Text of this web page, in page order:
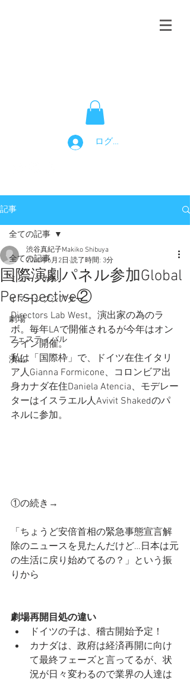
ログイン
記事
全ての記事
ミュージカル
イマーシブシアター
劇場
フェスティバル
演出
全ての記事
国際演劇パネル参加Global
Perspective②
渋谷真紀子Makiko Shibuya
2020年6月2日 読了時間: 3分
Directors Lab West。演出家の為のラ
ボ。毎年LAで開催されるが今年はオン
ライン開催。
私は「国際枠」で、ドイツ在住イタリ
ア人Gianna Formicone、コロンビア出
身カナダ在住Daniela Atencia、モデレー
ターはイスラエル人Avivit Shakedのパ
ネルに参加。
①の続き→
「ちょうど安倍首相の緊急事態宣言解
除のニュースを見たんだけど…日本は元
の生活に戻り始めてるの？ 」という振
りから
劇場再開目処の違い
ドイツの子は、稽古開始予定！
カナダは、政府は経済再開に向け
て最終フェーズと言ってるが、状
況が日々変わるので業界の人達は